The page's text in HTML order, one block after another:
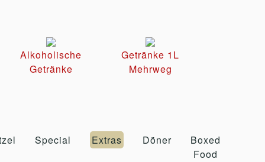
Alkoholische
Getränke
Getränke 1L
Mehrweg
Special Extras Döner
Boxed
Food